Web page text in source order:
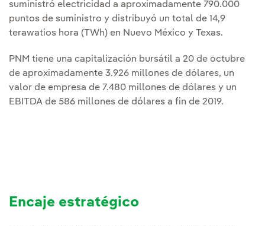
suministró electricidad a aproximadamente 790.000
puntos de suministro y distribuyó un total de 14,9
terawatios hora (TWh) en Nuevo México y Texas.
PNM tiene una capitalización bursátil a 20 de octubre
de aproximadamente 3.926 millones de dólares, un
valor de empresa de 7.480 millones de dólares y un
EBITDA de 586 millones de dólares a fin de 2019.
Encaje estratégico